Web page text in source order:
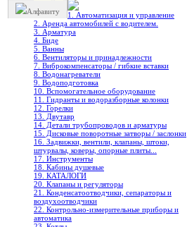
Алфавиту
1. Автоматизация и управление
2. Аренда автомобилей с водителем.
3. Арматура
4. Биде
5. Ванны
6. Вентиляторы и принадлежности
7. Виброкомпенсаторы / гибкие вставки
8. Водонагреватели
9. Водоподготовка
10. Вспомогательное оборудование
11. Гидранты и водоразборные колонки
12. Горелки
13. Двутавр
14. Детали трубопроводов и арматуры
15. Дисковые поворотные затворы / заслонки
16. Задвижки, вентили, клапаны, штоки,
штурвалы, коверы, опорные плиты...
17. Инструменты
18. Кабины душевые
19. КАТАЛОГИ
20. Клапаны и регуляторы
21. Конденсатоотводчики, сепараторы и
воздухоотводчики
22. Контрольно-измерительные приборы и
автоматика